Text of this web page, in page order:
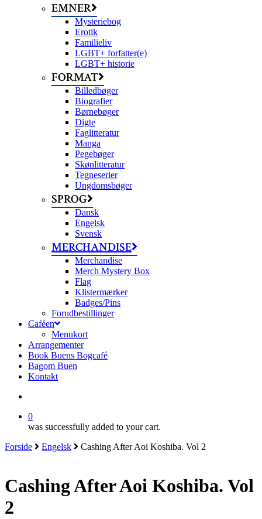
EMNER
Mysteriebog
Erotik
Familieliv
LGBT+ forfatter(e)
LGBT+ historie
FORMAT
Billedbøger
Biografier
Børnebøger
Digte
Faglitteratur
Manga
Pegebøger
Skønlitteratur
Tegneserier
Ungdomsbøger
SPROG
Dansk
Engelsk
Svensk
MERCHANDISE
Merchandise
Merch Mystery Box
Flag
Klistermærker
Badges/Pins
Forudbestillinger
Caféen
Menukort
Arrangementer
Book Buens Bogcafé
Bagom Buen
Kontakt
0
was successfully added to your cart.
Forside
Engelsk Cashing After Aoi Koshiba. Vol 2
Cashing After Aoi Koshiba. Vol
2